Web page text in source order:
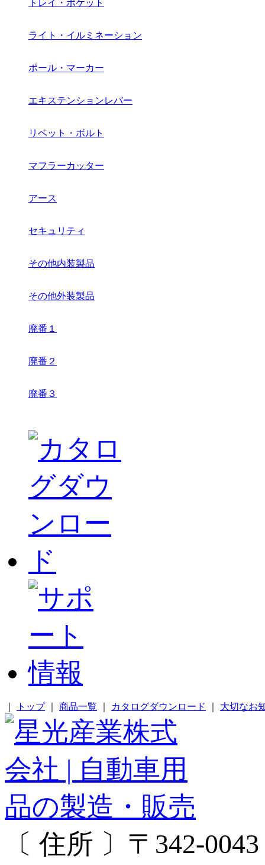
トレイ・ポケット
ライト・イルミネーション
ポール・マーカー
エキステンションレバー
リベット・ボルト
マフラーカッター
アース
セキュリティ
その他内装製品
その他外装製品
廃番１
廃番２
廃番３
トップ｜ 商品一覧 カタログダウンロード 大切なお
〔 住所 〕〒342-